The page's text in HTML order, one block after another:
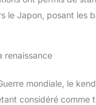
le Japon, posant les
renaissance
mondiale, le
considéré comme